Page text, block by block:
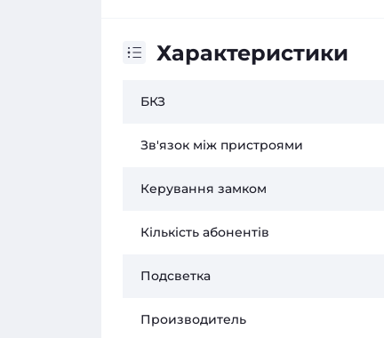
Характеристики
БКЗ
Зв'язок між пристроями
Керування замком
Кількість абонентів
Подсветка
Производитель